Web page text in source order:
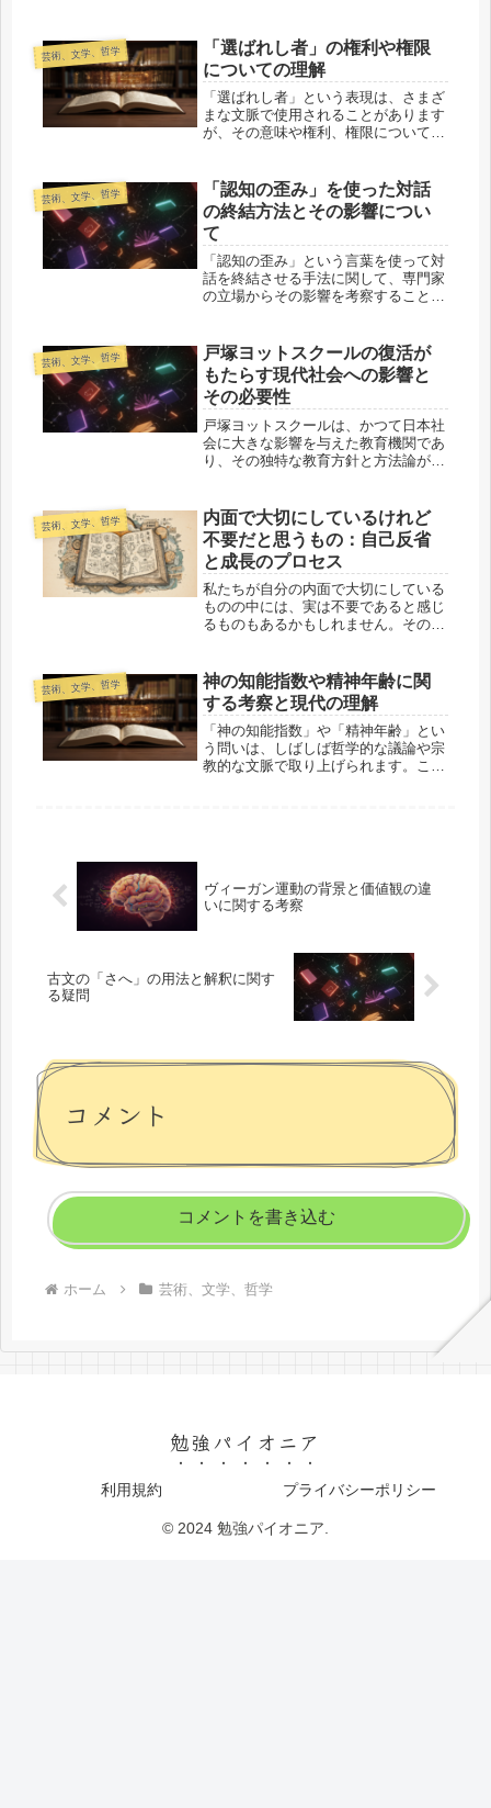
事では、そのようなテーマについて考
察し、作品に込められたメッセージを
解...
芸術、文学、哲学
「選ばれし者」の権利や権限
についての理解
「選ばれし者」という表現は、さまざ
まな文脈で使用されることがあります
が、その意味や権利、権限について具
のような権利や権限を伴うのか、そし
てその意味合いについて解説します。
1...
芸術、文学、哲学
「認知の歪み」を使った対話
の終結方法とその影響につい
て
「認知の歪み」という言葉を使って対
話を終結させる手法に関して、専門家
の立場からその影響を考察することは
れる可能性について深掘りしてみまし
ょう。この記事では、認知の歪みの概
念...
芸術、文学、哲学
戸塚ヨットスクールの復活が
もたらす現代社会への影響と
その必要性
戸塚ヨットスクールは、かつて日本社
会に大きな影響を与えた教育機関であ
り、その独特な教育方針と方法論が注
について議論がされています。この記
事では、戸塚ヨットスクールの歴史的
背...
芸術、文学、哲学
内面で大切にしているけれど
不要だと思うもの：自己反省
と成長のプロセス
私たちが自分の内面で大切にしている
ものの中には、実は不要であると感じ
るものもあるかもしれません。そのよ
は、自己成長のための重要なステップ
です。この記事では、内面で大切にし
て...
芸術、文学、哲学
神の知能指数や精神年齢に関
する考察と現代の理解
「神の知能指数」や「精神年齢」とい
う問いは、しばしば哲学的な議論や宗
教的な文脈で取り上げられます。この
ヴィーガン運動の背景と価値観の違
いに関する考察
古文の「さへ」の用法と解釈に関す
る疑問
コメント
コメントを書き込む
ホーム 芸術、文学、哲学
勉強パイオニア
利用規約 プライバシーポリシー
© 2024 勉強パイオニア.